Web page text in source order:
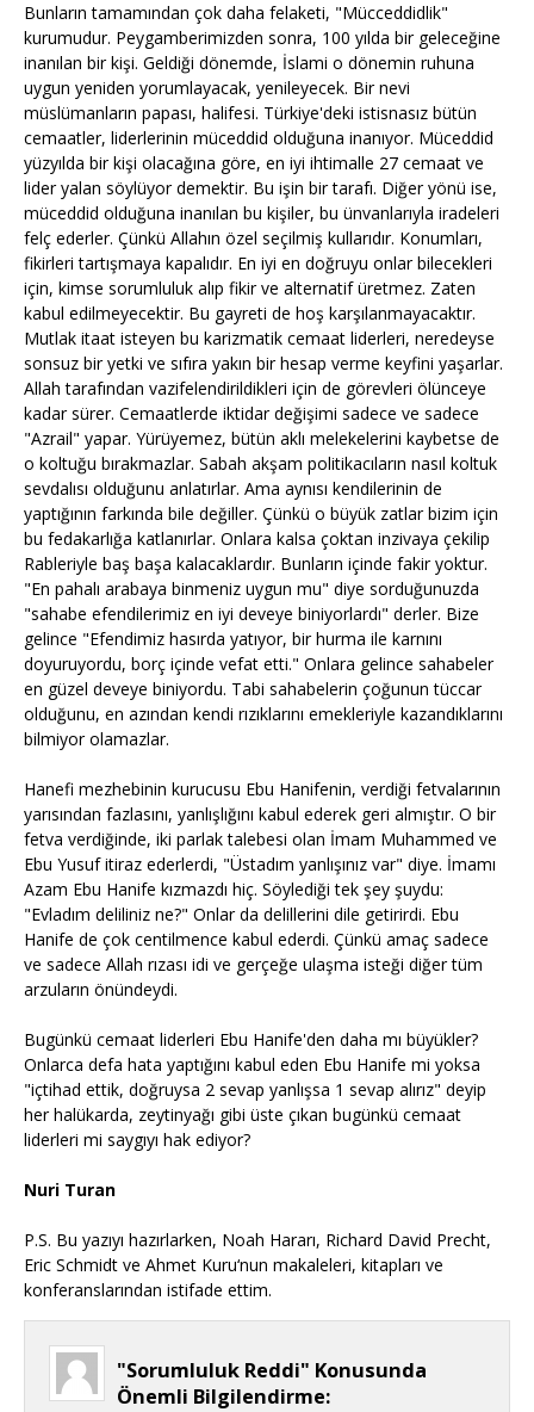
Bunların tamamından çok daha felaketi, "Mücceddidlik"
kurumudur. Peygamberimizden sonra, 100 yılda bir geleceğine
inanılan bir kişi. Geldiği dönemde, İslami o dönemin ruhuna
uygun yeniden yorumlayacak, yenileyecek. Bir nevi
müslümanların papası, halifesi. Türkiye'deki istisnasız bütün
cemaatler, liderlerinin müceddid olduğuna inanıyor. Müceddid
yüzyılda bir kişi olacağına göre, en iyi ihtimalle 27 cemaat ve
lider yalan söylüyor demektir. Bu işin bir tarafı. Diğer yönü ise,
müceddid olduğuna inanılan bu kişiler, bu ünvanlarıyla iradeleri
felç ederler. Çünkü Allahın özel seçilmiş kullarıdır. Konumları,
fikirleri tartışmaya kapalıdır. En iyi en doğruyu onlar bilecekleri
için, kimse sorumluluk alıp fikir ve alternatif üretmez. Zaten
kabul edilmeyecektir. Bu gayreti de hoş karşılanmayacaktır.
Mutlak itaat isteyen bu karizmatik cemaat liderleri, neredeyse
sonsuz bir yetki ve sıfıra yakın bir hesap verme keyfini yaşarlar.
Allah tarafından vazifelendirildikleri için de görevleri ölünceye
kadar sürer. Cemaatlerde iktidar değişimi sadece ve sadece
"Azrail" yapar. Yürüyemez, bütün aklı melekelerini kaybetse de
o koltuğu bırakmazlar. Sabah akşam politikacıların nasıl koltuk
sevdalısı olduğunu anlatırlar. Ama aynısı kendilerinin de
yaptığının farkında bile değiller. Çünkü o büyük zatlar bizim için
bu fedakarlığa katlanırlar. Onlara kalsa çoktan inzivaya çekilip
Rableriyle baş başa kalacaklardır. Bunların içinde fakir yoktur.
"En pahalı arabaya binmeniz uygun mu" diye sorduğunuzda
"sahabe efendilerimiz en iyi deveye biniyorlardı" derler. Bize
gelince "Efendimiz hasırda yatıyor, bir hurma ile karnını
doyuruyordu, borç içinde vefat etti." Onlara gelince sahabeler
en güzel deveye biniyordu. Tabi sahabelerin çoğunun tüccar
olduğunu, en azından kendi rızıklarını emekleriyle kazandıklarını
bilmiyor olamazlar.
Hanefi mezhebinin kurucusu Ebu Hanifenin, verdiği fetvalarının
yarısından fazlasını, yanlışlığını kabul ederek geri almıştır. O bir
fetva verdiğinde, iki parlak talebesi olan İmam Muhammed ve
Ebu Yusuf itiraz ederlerdi, "Üstadım yanlışınız var" diye. İmamı
Azam Ebu Hanife kızmazdı hiç. Söylediği tek şey şuydu:
"Evladım deliliniz ne?" Onlar da delillerini dile getirirdi. Ebu
Hanife de çok centilmence kabul ederdi. Çünkü amaç sadece
ve sadece Allah rızası idi ve gerçeğe ulaşma isteği diğer tüm
arzuların önündeydi.
Bugünkü cemaat liderleri Ebu Hanife'den daha mı büyükler?
Onlarca defa hata yaptığını kabul eden Ebu Hanife mi yoksa
"içtihad ettik, doğruysa 2 sevap yanlışsa 1 sevap alırız" deyip
her halükarda, zeytinyağı gibi üste çıkan bugünkü cemaat
liderleri mi saygıyı hak ediyor?
Nuri Turan
P.S. Bu yazıyı hazırlarken, Noah Hararı, Richard David Precht,
Eric Schmidt ve Ahmet Kuru‘nun makaleleri, kitapları ve
konferanslarından istifade ettim.
"Sorumluluk Reddi" Konusunda
Önemli Bilgilendirme: